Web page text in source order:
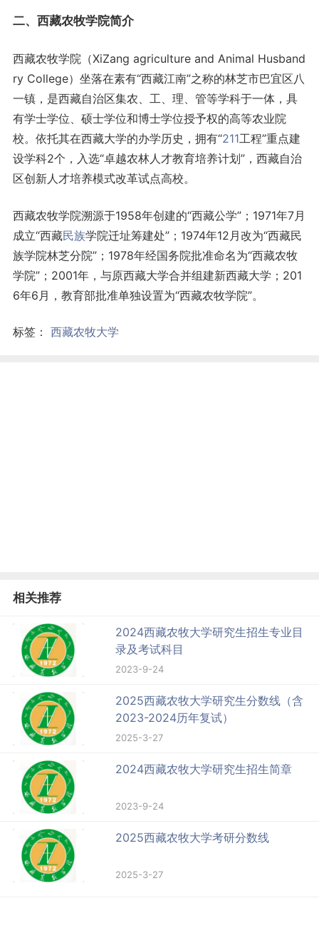
二、西藏农牧学院简介
西藏农牧学院（XiZang agriculture and Animal Husband
ry College）坐落在素有“西藏江南”之称的林芝市巴宜区八
一镇，是西藏自治区集农、工、理、管等学科于一体，具
有学士学位、硕士学位和博士学位授予权的高等农业院
校。依托其在西藏大学的办学历史，拥有“211工程”重点建
设学科2个，入选“卓越农林人才教育培养计划”，西藏自治
区创新人才培养模式改革试点高校。
西藏农牧学院溯源于1958年创建的“西藏公学”；1971年7月
成立“西藏民族学院迁址筹建处”；1974年12月改为“西藏民
族学院林芝分院”；1978年经国务院批准命名为“西藏农牧
学院”；2001年，与原西藏大学合并组建新西藏大学；201
6年6月，教育部批准单独设置为“西藏农牧学院”。
标签： 西藏农牧大学
相关推荐
2024西藏农牧大学研究生招生专业目
录及考试科目
2023-9-24
2025西藏农牧大学研究生分数线（含
2023-2024历年复试）
2025-3-27
2024西藏农牧大学研究生招生简章
2023-9-24
2025西藏农牧大学考研分数线
2025-3-27